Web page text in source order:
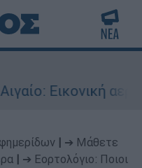
αερομαχία
➔ Μάθετε
➔ Εορτολόγιο: Ποιοι